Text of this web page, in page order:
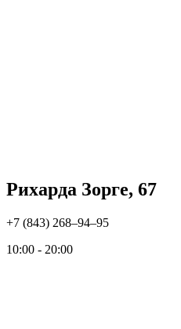
Рихарда Зорге, 67
+7 (843) 268‒94‒95
10:00 - 20:00